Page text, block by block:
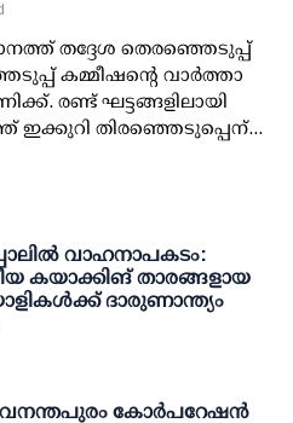
തദ്ദേശ തെരഞ്ഞെടുപ്പ്
കമ്മീഷന്റെ വാർത്താ
രണ്ട് ഘട്ടങ്ങളിലായി
ഇക്കുറി തിരഞ്ഞെടുപ്പെന്...
വാഹനാപകടം:
കയാക്കിങ് താരങ്ങളായ
ദാരുണാന്ത്യം
കോര്‍പറേഷന്‍